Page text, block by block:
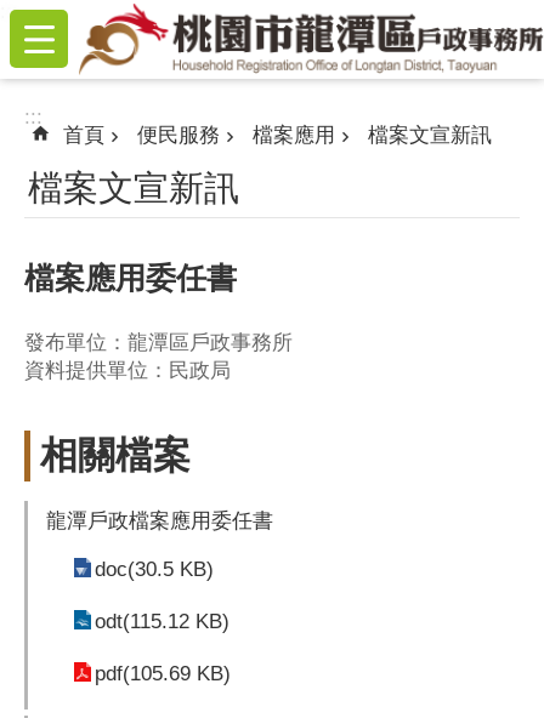
跳到主要內容區塊
:::
:::
首頁 便民服務 檔案應用 檔案文宣新訊
檔案文宣新訊
檔案應用委任書
發布單位：龍潭區戶政事務所
資料提供單位：民政局
相關檔案
龍潭戶政檔案應用委任書
doc(30.5 KB)
odt(115.12 KB)
pdf(105.69 KB)